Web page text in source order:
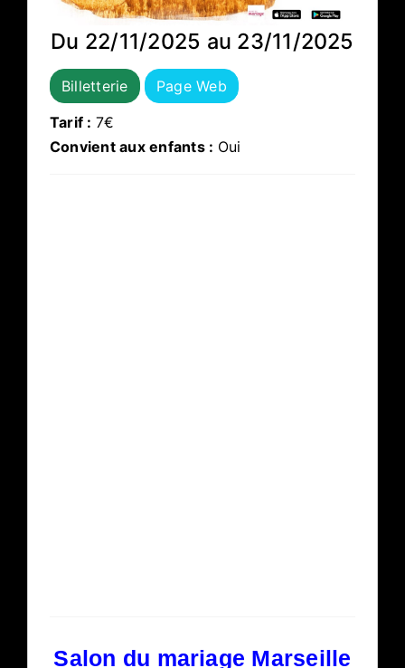
Du 22/11/2025 au 23/11/2025
Billetterie
Page Web
Tarif : 7€
Convient aux enfants : Oui
Salon du mariage Marseille